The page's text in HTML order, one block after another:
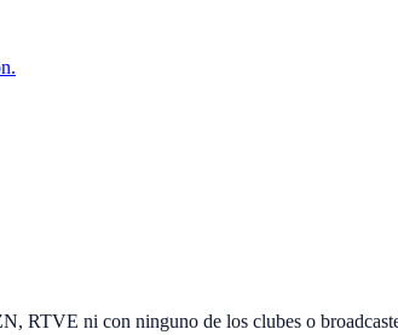
RTVE ni con ninguno de los clubes o